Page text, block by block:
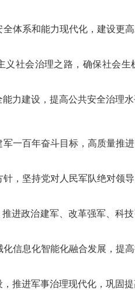
体系和能力现代化，建设更
义社会治理之路，确保社会
力建设，提高公共安全治理
一百年奋斗目标，高质量推
，坚持党对人民军队绝对领
推进政治建军、改革强军、科
信息化智能化融合发展，提
推进军事治理现代化，巩固